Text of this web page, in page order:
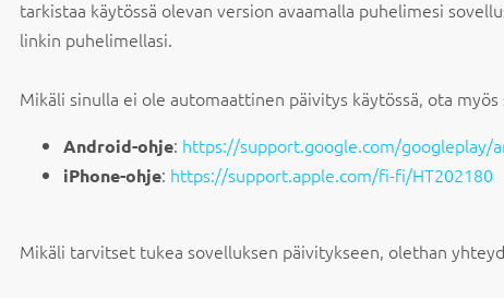
tarkistaa käytössä olevan version avaamalla puhelimesi
linkin puhelimellasi.
Mikäli sinulla ei ole automaattinen päivitys käytössä, ota
Android-ohje: https://support.google.com/googleplay/
iPhone-ohje: https://support.apple.com/fi-fi/HT202180
Mikäli tarvitset tukea sovelluksen päivitykseen, olethan